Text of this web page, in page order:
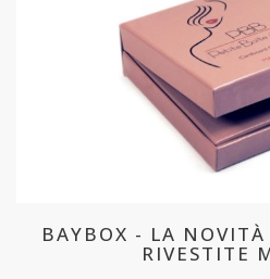
BAYBOX - LA NOVITÀ
RIVESTITE